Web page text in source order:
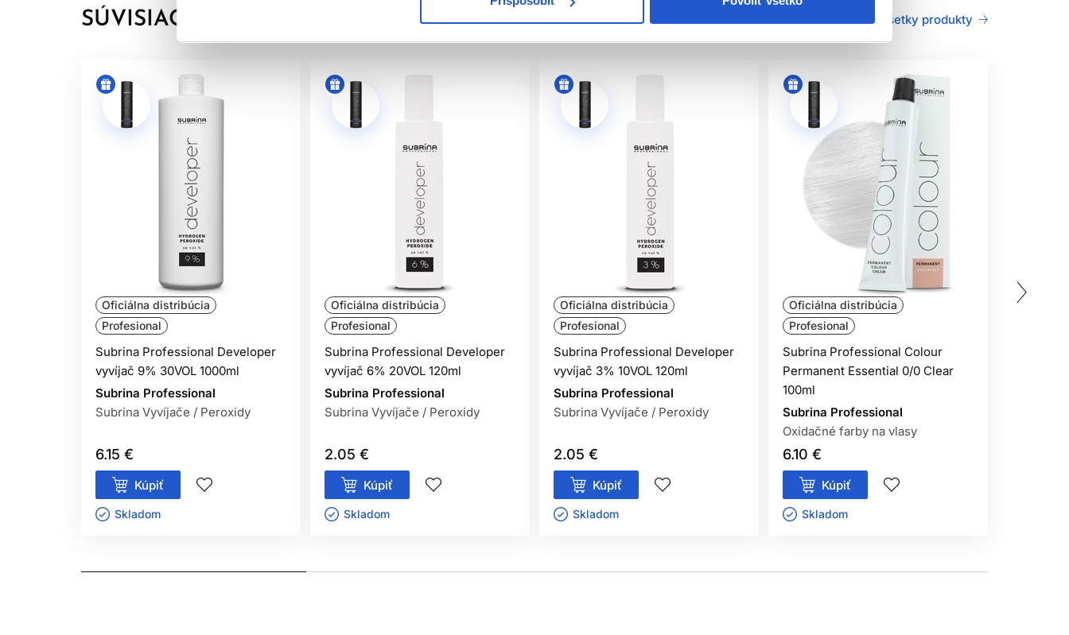
• Paleta medených odtieňov sa rozšírila o žiarivé jantárové odtiene a o Sunset odtiene so vhľadom západu slnka.
• Prirodzene vyzerajúce ryšavé odtiene vytvorené kombináciou zlatých odtieňov.
• Samotné poskytujú až do 70% krytie šedivých vlasov.
POMER MIEŠANIA
• Klasické farbenie - 1 : 1 (1 časť farby, 1 časť vyvíjač)
• Služba Refresh - 1 : 2 (1 časť farby, 2 časti vyvíjač)
ČAS PÔSOBENIA
• Klasické farbenie: 30 - 40 minút (s teplom 15 - 25 minút)
• Služba Refresh: 10 - 20 minút
1. LIQUID CRYSTAL - Systém ukladania pigmentov
• Efektívnejší spôsob udržania pigmentov vo vlasoch.
• Rovnomernejší farebný výsledok.
SÚVISIACE PRODUKTY Všetky produkty
Oficiálna distribúcia
Profesional
Subrina Professional Developer
vyvíjač 9% 30VOL 1000ml
Subrina Professional
Subrina Vyvíjače / Peroxidy
6.15 €
Kúpiť
Skladom ㅤ
Oficiálna distribúcia
Profesional
Subrina Professional Developer
vyvíjač 6% 20VOL 120ml
Subrina Professional
Subrina Vyvíjače / Peroxidy
2.05 €
Kúpiť
Skladom ㅤ
Oficiálna distribúcia
Profesional
Subrina Professional Developer
vyvíjač 3% 10VOL 120ml
Subrina Professional
Subrina Vyvíjače / Peroxidy
2.05 €
Kúpiť
Skladom ㅤ
Oficiálna distribúcia
Profesional
Subrina Professional Colour
Permanent Essential 0/0 Clear
100ml
Subrina Professional
Oxidačné farby na vlasy
6.10 €
Kúpiť
Skladom ㅤ